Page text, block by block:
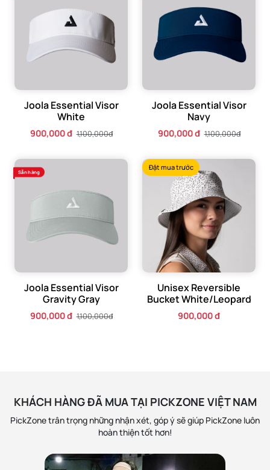
Joola Essential Visor
White
900,000 đ 1,100,000đ
Joola Essential Visor
Navy
900,000 đ 1,100,000đ
Sẵn hàng
Joola Essential Visor
Gravity Gray
900,000 đ 1,100,000đ
Đặt mua trước
Unisex Reversible
Bucket White/Leopard
900,000 đ
KHÁCH HÀNG ĐÃ MUA TẠI PICKZONE VIỆT NAM
PickZone trân trọng những nhận xét, góp ý sẽ giúp PickZone luôn
hoàn thiện tốt hơn!